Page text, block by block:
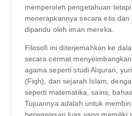
memperoleh pengetahuan
menerapkannya secara etis dan
dipandu oleh iman mereka.
Filosofi ini diterjemahkan ke
secara cermat
agama seperti studi Alquran,
(Fiqh), dan sejarah Islam,
seperti matematika, sains,
Tujuannya adalah untuk